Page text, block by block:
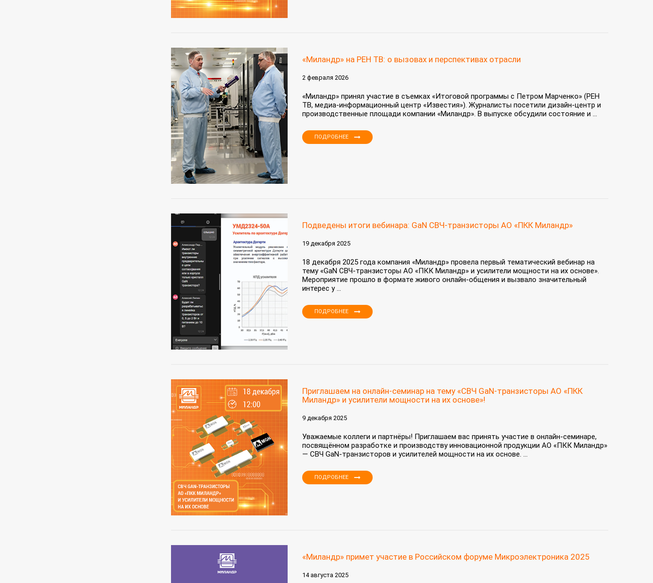
«Миландр» на РЕН ТВ: о вызовах и перспективах отрасли
2 февраля 2026
«Миландр» принял участие в съемках «Итоговой программы с Петром Марченко» (РЕН
ТВ, медиа‑информационный центр «Известия»). Журналисты посетили дизайн-центр и
производственные площади компании «Миландр». В выпуске обсудили состояние и ...
ПОДРОБНЕЕ
Подведены итоги вебинара: GaN СВЧ-транзисторы АО «ПКК Миландр»
19 декабря 2025
18 декабря 2025 года компания «Миландр» провела первый тематический вебинар на
тему «GaN СВЧ-транзисторы АО «ПКК Миландр» и усилители мощности на их основе».
Мероприятие прошло в формате живого онлайн-общения и вызвало значительный
интерес у ...
ПОДРОБНЕЕ
Приглашаем на онлайн-семинар на тему «СВЧ GaN-транзисторы АО «ПКК
Миландр» и усилители мощности на их основе»!
9 декабря 2025
Уважаемые коллеги и партнёры! Приглашаем вас принять участие в онлайн‑семинаре,
посвящённом разработке и производству инновационной продукции АО «ПКК Миландр»
— СВЧ GaN‑транзисторов и усилителей мощности на их основе. ...
ПОДРОБНЕЕ
«Миландр» примет участие в Российском форуме Микроэлектроника 2025
14 августа 2025